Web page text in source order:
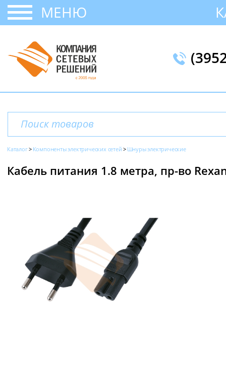
МЕНЮ
Каталог Компоненты электрических сетей Шнуры электрические
Кабель питания 1.8 метра, пр-во